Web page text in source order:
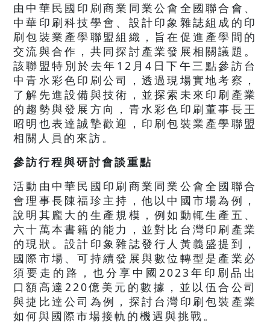
由中華民國印刷商業同業公會全國聯合會、
中華印刷科技學會、設計印象雜誌組成的印
刷包裝業產學聯盟組織，旨在促進產學間的
交流與合作，共同探討產業發展相關議題。
該聯盟特別於去年12月4日下午三點參訪台
中青水彩色印刷公司，透過現場實地考察，
了解先進設備與技術，並探索未來印刷產業
的趨勢與發展方向，青水彩色印刷董事長王
昭明也表達誠摯歡迎，印刷包裝業產學聯盟
相關人員的來訪。
參訪行程與研討會談重點
活動由中華民國印刷商業同業公會全國聯合
會理事長陳福珍主持，他以中國市場為例，
說明其龐大的生產規模，例如動輒生產五、
六十萬本書籍的能力，並對比台灣印刷產業
的現狀。設計印象雜誌發行人黃義盛提到，
國際市場、可持續發展與數位轉型是產業必
須要走的路，也分享中國2023年印刷品出
口額高達220億美元的數據，並以伍合公司
與捷比達公司為例，探討台灣印刷包裝產業
如何與國際市場接軌的機遇與挑戰。